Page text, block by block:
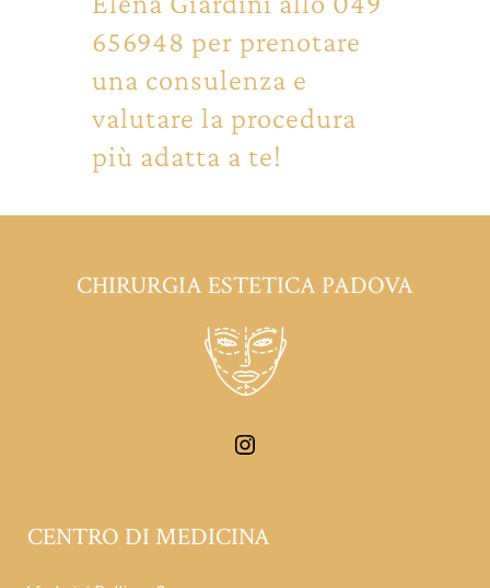
656948 per prenotare
una consulenza e
valutare la procedura
più adatta a te!
CHIRURGIA ESTETICA PADOVA
CENTRO DI MEDICINA